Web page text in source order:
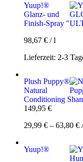
Yuup!®
Glanz- und
Finish-Spray
98,67 € /l
Lieferzeit: 2-3
Plush Puppy®
Natural
Conditioning
149,95 €
29,99 € – 63,80 €
Yuup!®